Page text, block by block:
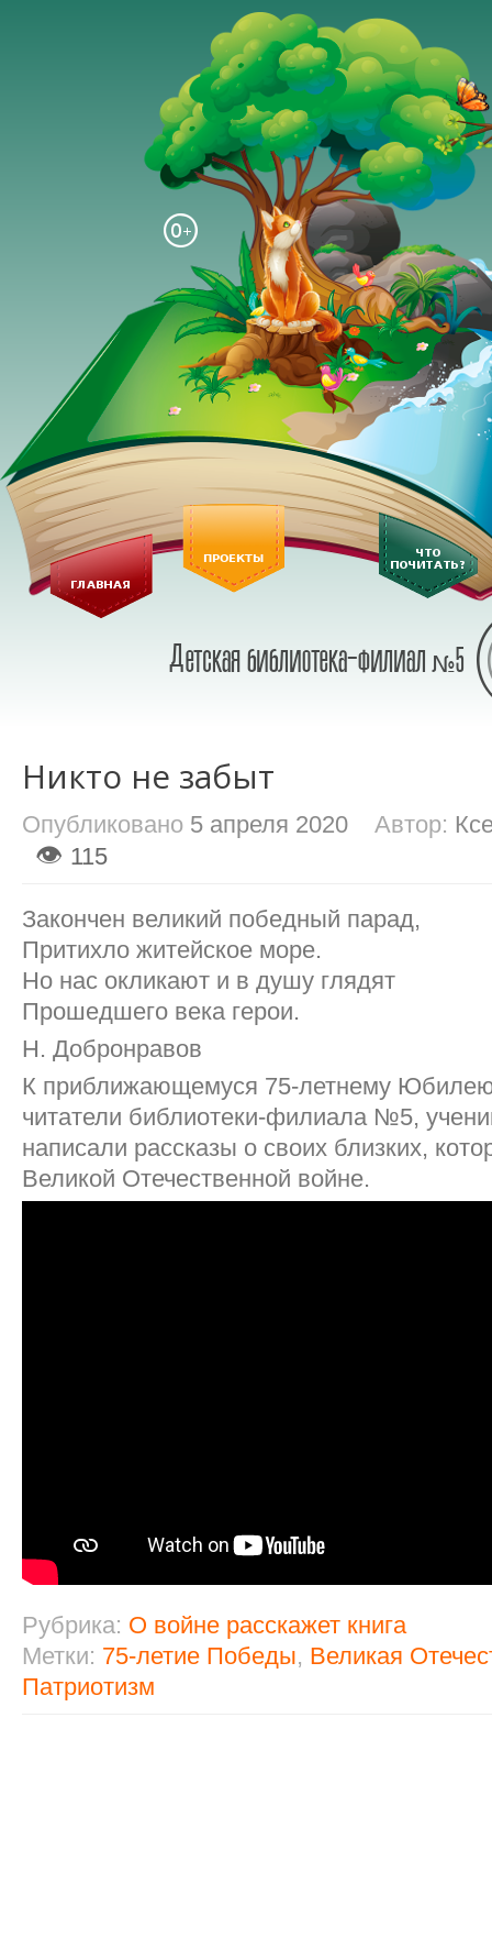
Никто не забыт
Опубликовано 5 апреля 2020 Автор:
👁 115
Закончен великий победный парад,
Притихло житейское море.
Но нас окликают и в душу глядят
Прошедшего века герои.
Н. Добронравов
К приближающемуся 75-летнему
читатели библиотеки-филиала №5,
написали рассказы о своих близких,
Великой Отечественной войне.
Рубрика: О войне расскажет книга
Метки: 75-летие Победы, Великая
Патриотизм